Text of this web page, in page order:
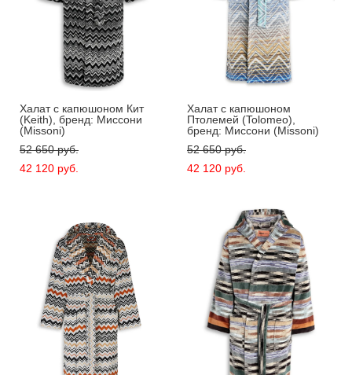
Xалат с капюшоном Кит
(Keith), бренд: Миссони
(Missoni)
52 650 pуб.
42 120 pуб.
Xалат с капюшоном
Птолемей (Tolomeo),
бренд: Миссони (Missoni)
52 650 pуб.
42 120 pуб.